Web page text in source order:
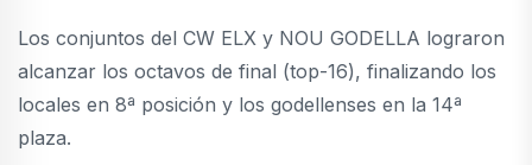
Los conjuntos del CW ELX y NOU GODELLA lograron
alcanzar los octavos de final (top-16), finalizando los
locales en 8ª posición y los godellenses en la 14ª
plaza.